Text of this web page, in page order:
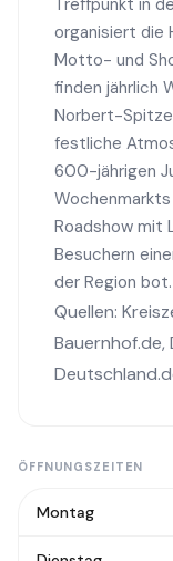
Treffpunkt in
organisiert die
Motto- und
finden jährlich
Norbert-
festliche
600-jährigen
Roadshow mit
Besuchern
der Region bot.
Quellen:
Bauernhof.de,
ÖFFNUNGSZEITEN
Montag